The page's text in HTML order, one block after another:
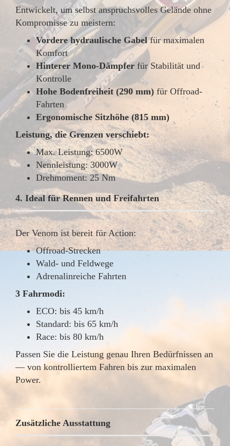
Entwickelt, um selbst anspruchsvolles Gelände ohne
Kompromisse zu meistern:
Vordere hydraulische Gabelfür maximalen
Komfort
Hinterer Mono-Dämpfer für Stabilität und
Kontrolle
Hohe Bodenfreiheit (290 mm) für Offroad-
Fahrten
Ergonomische Sitzhöhe (815 mm)
Leistung, die Grenzen verschiebt:
Max. Leistung: 6500W
Nennleistung: 3000W
Drehmoment: 25 Nm
4. Ideal für Rennen und Freifahrten
Der Venom ist bereit für Action:
Offroad-Strecken
Wald- und Feldwege
Adrenalinreiche Fahrten
3 Fahrmodi:
ECO: bis 45 km/h
Standard: bis 65 km/h
Race: bis 80 km/h
Passen Sie die Leistung genau Ihren Bedürfnissen an
— von kontrolliertem Fahren bis zur maximalen
Power.
Zusätzliche Ausstattung